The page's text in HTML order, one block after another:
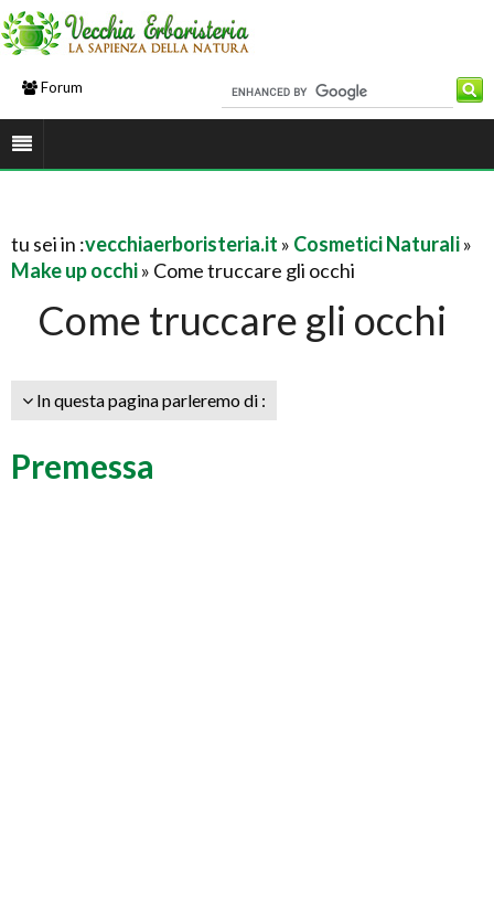
Forum
tu sei in :vecchiaerboristeria.it » Cosmetici Naturali»
Make up occhi» Come truccare gli occhi
Come truccare gli occhi
In questa pagina parleremo di :
Premessa